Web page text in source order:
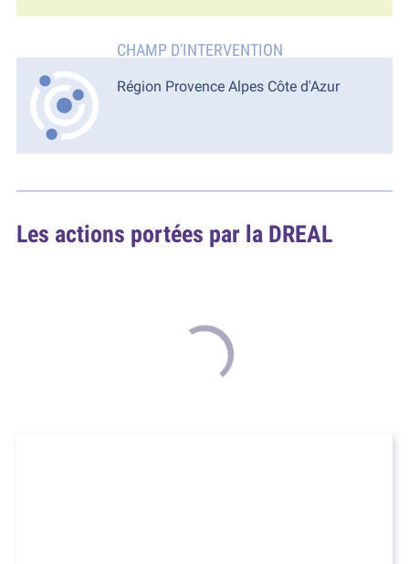
Région Provence Alpes Côte d'Azur
Les actions portées par la DREAL